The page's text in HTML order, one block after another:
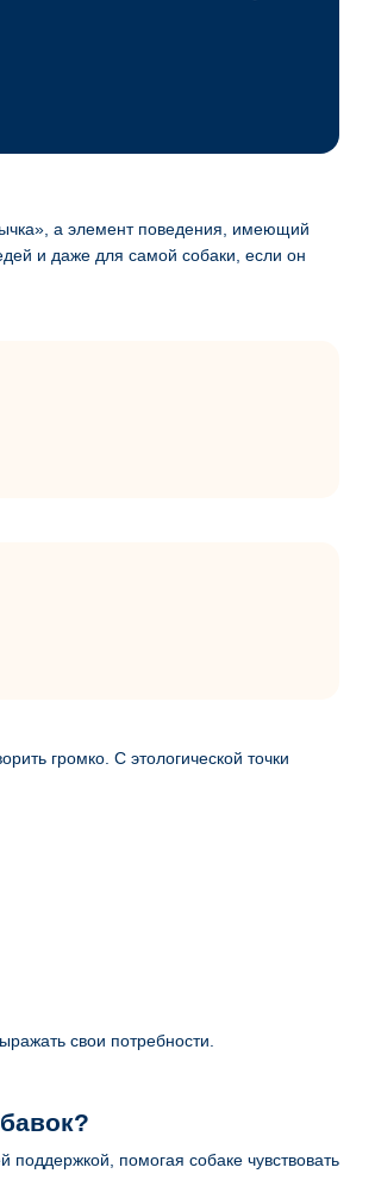
а элемент поведения, имеющий
и даже для самой собаки, если он
громко. С этологической точки
свои потребности.
помогая собаке чувствовать